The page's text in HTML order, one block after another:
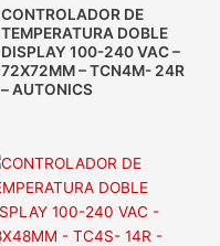
CONTROLADOR DE
TEMPERATURA DOBLE
DISPLAY 100-240 VAC –
72X72MM – TCN4M- 24R
– AUTONICS